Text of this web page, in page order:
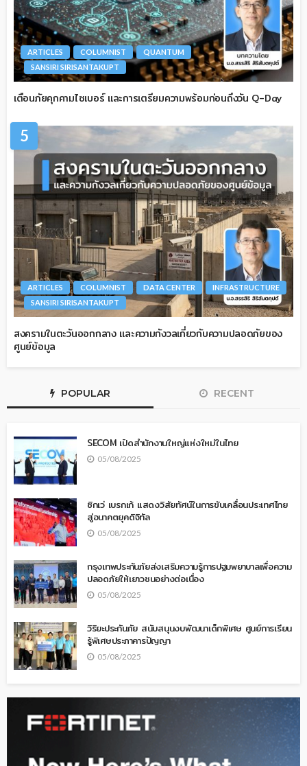
ARTICLES COLUMNIST
QUANTUM
SANSIRI SIRISANTAKUPT
เตือนภัยคุกคามไซเบอร์ และการเตรียมความพร้อมก่อนถึงวัน Q-Day
5
ARTICLES COLUMNIST DATA CENTER
INFRASTRUCTURE
SANSIRI SIRISANTAKUPT
สงครามในตะวันออกกลาง และความกังวลเกี่ยวกับความปลอดภัยของ
ศูนย์ข้อมูล
POPULAR RECENT
SECOM เปิดสำนักงานใหญ่แห่งใหม่ในไทย
05/08/2025
ซิกเว่ เบรกเก้ แสดงวิสัยทัศน์ในการขับเคลื่อนประเทศไทย
สู่อนาคตยุคดิจิทัล
05/08/2025
กรุงเทพประกันภัยส่งเสริมความรู้การปฐมพยาบาลเพื่อความ
ปลอดภัยให้เยาวชนอย่างต่อเนื่อง
05/08/2025
วิริยะประกันภัย สนับสนุนงบพัฒนาเด็กพิเศษ ศูนย์การเรียน
รู้พิเศษประภาคารปัญญา
05/08/2025